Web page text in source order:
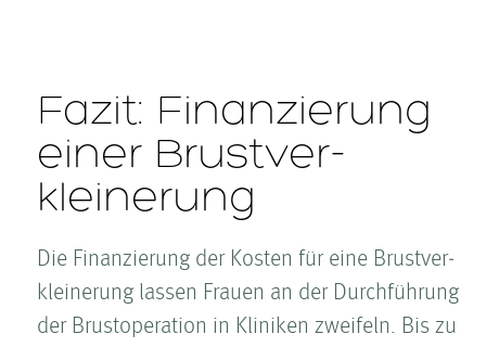
Fazit: Finanzierung
einer Brust­ver­
kleinerung
Die Finanzierung der Kosten­ für eine Brust­ver­
kleinerung lassen Frauen an der Durchführung
der Brustoperation in Kliniken zweifeln. Bis zu